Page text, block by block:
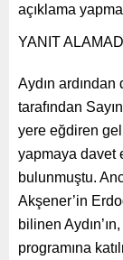
açıklama
YANIT ALAMADI
Aydın
tarafından
yere eğdiren
yapmaya davet
bulunmuştu.
Akşener’in
bilinen
programına